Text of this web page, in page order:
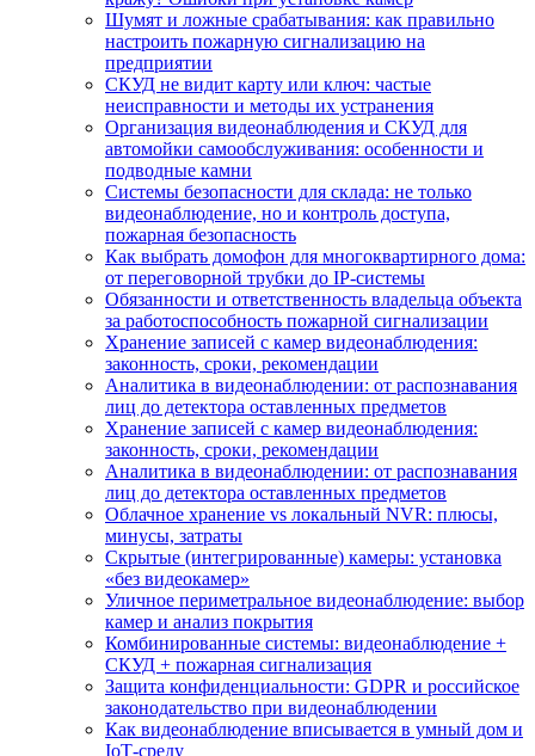
Шумят и ложные срабатывания: как правильно
настроить пожарную сигнализацию на
предприятии
СКУД не видит карту или ключ: частые
неисправности и методы их устранения
Организация видеонаблюдения и СКУД для
автомойки самообслуживания: особенности и
подводные камни
Системы безопасности для склада: не только
видеонаблюдение, но и контроль доступа,
пожарная безопасность
Как выбрать домофон для многоквартирного дома:
от переговорной трубки до IP-системы
Обязанности и ответственность владельца объекта
за работоспособность пожарной сигнализации
Хранение записей с камер видеонаблюдения:
законность, сроки, рекомендации
Аналитика в видеонаблюдении: от распознавания
лиц до детектора оставленных предметов
Хранение записей с камер видеонаблюдения:
законность, сроки, рекомендации
Аналитика в видеонаблюдении: от распознавания
лиц до детектора оставленных предметов
Облачное хранение vs локальный NVR: плюсы,
минусы, затраты
Скрытые (интегрированные) камеры: установка
«без видеокамер»
Уличное периметральное видеонаблюдение: выбор
камер и анализ покрытия
Комбинированные системы: видеонаблюдение +
СКУД + пожарная сигнализация
Защита конфиденциальности: GDPR и российское
законодательство при видеонаблюдении
Как видеонаблюдение вписывается в умный дом и
IoT‑среду